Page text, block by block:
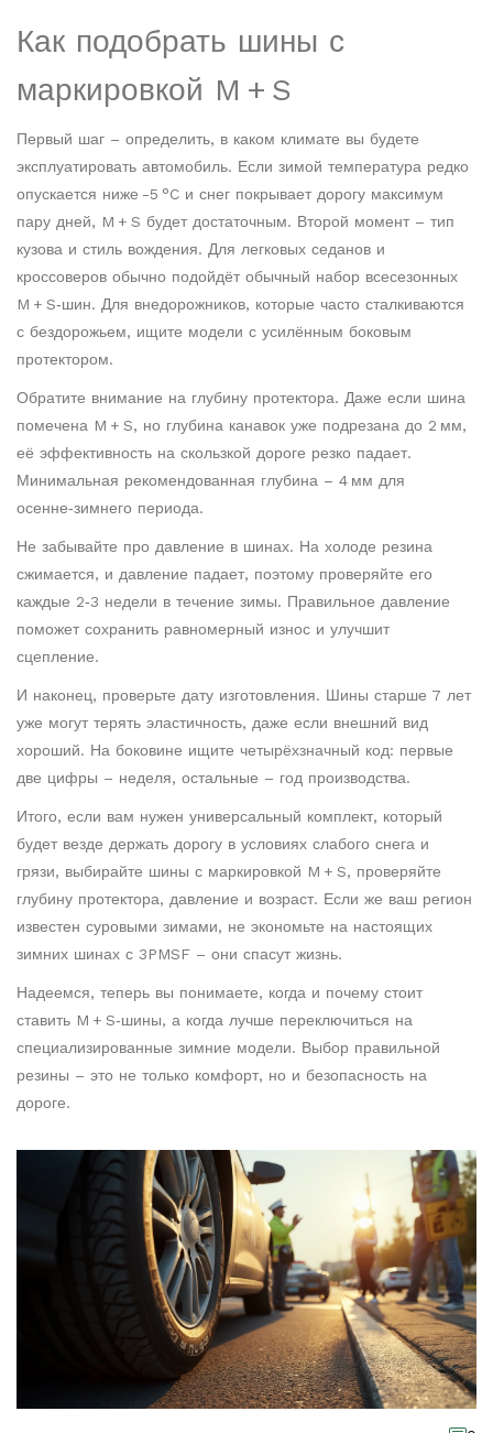
Как подобрать шины с
маркировкой M + S
Первый шаг – определить, в каком климате вы будете
эксплуатировать автомобиль. Если зимой температура редко
опускается ниже -5 °C и снег покрывает дорогу максимум
пару дней, M + S будет достаточным. Второй момент – тип
кузова и стиль вождения. Для легковых седанов и
кроссоверов обычно подойдёт обычный набор всесезонных
M + S‑шин. Для внедорожников, которые часто сталкиваются
с бездорожьем, ищите модели с усилённым боковым
протектором.
Обратите внимание на глубину протектора. Даже если шина
помечена M + S, но глубина канавок уже подрезана до 2 мм,
её эффективность на скользкой дороге резко падает.
Минимальная рекомендованная глубина – 4 мм для
осенне‑зимнего периода.
Не забывайте про давление в шинах. На холоде резина
сжимается, и давление падает, поэтому проверяйте его
каждые 2‑3 недели в течение зимы. Правильное давление
поможет сохранить равномерный износ и улучшит
сцепление.
И наконец, проверьте дату изготовления. Шины старше 7 лет
уже могут терять эластичность, даже если внешний вид
хороший. На боковине ищите четырёхзначный код: первые
две цифры – неделя, остальные – год производства.
Итого, если вам нужен универсальный комплект, который
будет везде держать дорогу в условиях слабого снега и
грязи, выбирайте шины с маркировкой M + S, проверяйте
глубину протектора, давление и возраст. Если же ваш регион
известен суровыми зимами, не экономьте на настоящих
зимних шинах с 3PMSF – они спасут жизнь.
Надеемся, теперь вы понимаете, когда и почему стоит
ставить M + S‑шины, а когда лучше переключиться на
специализированные зимние модели. Выбор правильной
резины – это не только комфорт, но и безопасность на
дороге.